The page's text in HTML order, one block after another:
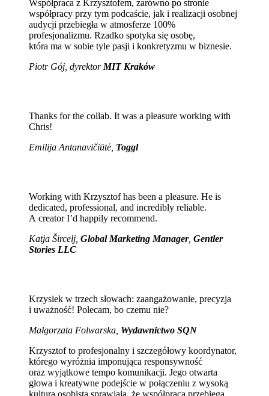
Współpraca z Krzysztofem, zarówno po stronie
współpracy przy tym podcaście, jak i realizacji osobnej
audycji przebiegła w atmosferze 100%
profesjonalizmu. Rzadko spotyka się osobę,
która ma w sobie tyle pasji i konkretyzmu w biznesie.
Piotr Gój, dyrektorMIT Kraków
Thanks for the collab. It was a pleasure working with
Chris!
Emilija Antanavičiūtė, Toggl
Working with Krzysztof has been a pleasure. He is
dedicated, professional, and incredibly reliable.
A creator I’d happily recommend.
Katja Šircelj, Global Marketing Manager, Gentler
Stories LLC
Krzysiek w trzech słowach: zaangażowanie, precyzja
i uważność! Polecam, bo czemu nie?
Małgorzata Folwarska, Wydawnictwo SQN
Krzysztof to profesjonalny i szczegółowy koordynator,
którego wyróżnia imponująca responsywność
oraz wyjątkowe tempo komunikacji. Jego otwarta
głowa i kreatywne podejście w połączeniu z wysoką